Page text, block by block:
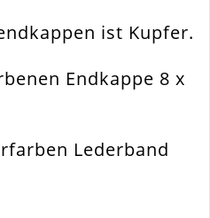
ist Kupfer.
Endkappe 8 x
Lederband